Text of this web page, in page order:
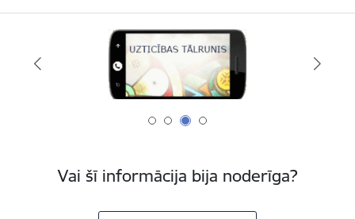
Vai šī informācija bija noderīga?